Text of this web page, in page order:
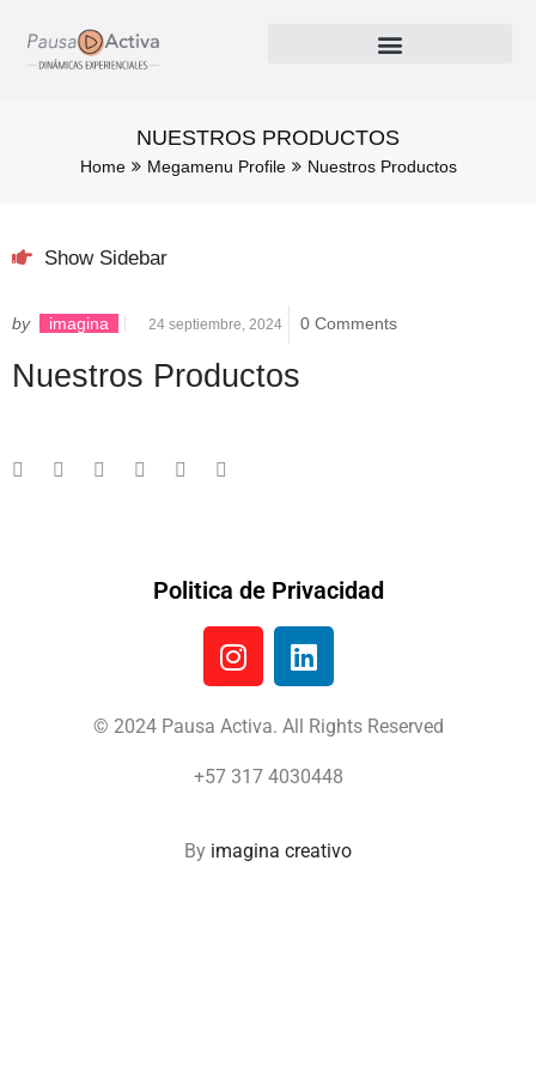
NUESTROS PRODUCTOS
Home Megamenu Profile Nuestros Productos
Show Sidebar
by imagina 24 septiembre, 2024 0 Comments
Nuestros Productos
Politica de Privacidad
© 2024 Pausa Activa. All Rights Reserved
+57 317 4030448
By imagina creativo